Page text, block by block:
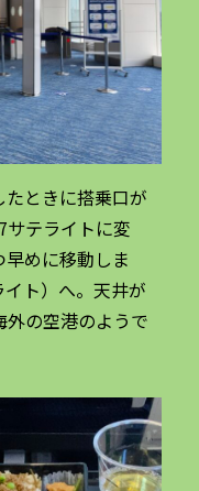
ときに搭乗口が
サテライトに変
めに移動しま
ト）へ。天井が
の空港のようで